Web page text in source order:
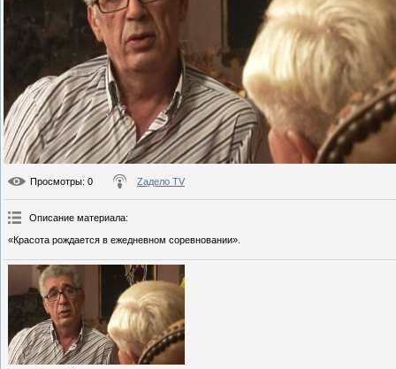
Просмотры: 0 Zадело TV
Описание материала:
«Красота рождается в ежедневном соревновании».